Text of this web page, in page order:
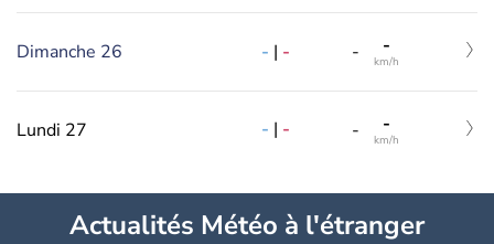
Dimanche 26 - | - - -
km/h
Lundi 27 - | - - -
km/h
Actualités Météo à l'étranger